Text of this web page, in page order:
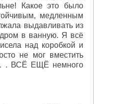
Какое это было
медленным
выдавливать из
в ванную. Я всё
над коробкой и
не мог вместить
. ВСЁ ЕЩЁ немного